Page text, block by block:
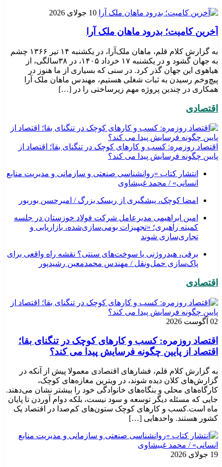
10 جولای 2026
​آخرین کامیت؛ بدرود ماهان ملک آرا
به گزارش کلام قلم، ماهان ملک‌آرا، در یکشنبه ۱۴ تیر ۱۳۶۶ چشم
به جهان گشود و در یکشنبه ۱۷ خرداد ۱۴۰۵، در ۳۸سالگی، از
هیاهوی این جهان گذر کرد. در سنی که بسیاری از ما هنوز در
پیچ‌وخم رسیدن به ثبات شغلی هستیم، مهندس ماهان ملک آرا
همکاری در چندین پروژه مهم زیرساختی را در […]
اقتصادی
اقتصاد روزمره: کسب‌ و کارهای کوچک در تنگنای بقا؛ اقتصاد از
پایین چگونه فرسایش پیدا می کند؟
انتشار کتاب «روانشناسی صنعتی و سازمانی و مدیریت منابع
انسانی» / محمد غبیشاوی
امضا کوچک، پیشگیری از ریسک بزرگ / امیرحسن بوربور
امین ابراهیمی مدیرعامل شرکت فولاد خوزستان در جلسه
کمیته راهبری؛ «تجهیزات بومی‌سازی‌شده، بازاریابی و
تجاری‌سازی شوند
برقی، هیدروژنی یا سوخت‌های سنتی؟ نقشه راه واقعی برای
پاک‌سازی حمل‌ونقل / مهندس محمدمعین رشیدپور
اقتصادی
02 آگوست 2026
اقتصاد روزمره: کسب‌ و کارهای کوچک در تنگنای بقا؛
اقتصاد از پایین چگونه فرسایش پیدا می کند؟
به گزارش کلام قلم، فشارهای اقتصادی معمولا پیش از آنکه در
گزارش‌های کلان دیده شوند، در ویترین مغازه‌های کوچک،
کارگاه‌های محلی و بنگاه‌های خانوادگی خود را بیشتر نشان می‌دهند.
جایی که مسئله دیگر توسعه و سود نیست، بلکه دوام آوردن تا پایان
ماه است.کسب‌ و کارهای کوچک ستون‌های کم‌صدا در اقتصاد یک
کشور هستند. واحدهایی […]
19 جولای 2026